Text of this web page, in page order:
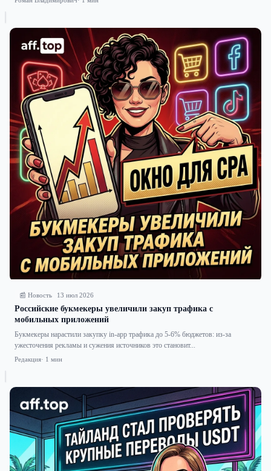
📰 Новость 13 июл 2026
Российские букмекеры увеличили закуп трафика с
мобильных приложений
Букмекеры нарастили закупку in-app трафика до 5-6% бюджетов: из-за
ужесточения рекламы и сужения источников это становит...
Редакция· 1 мин